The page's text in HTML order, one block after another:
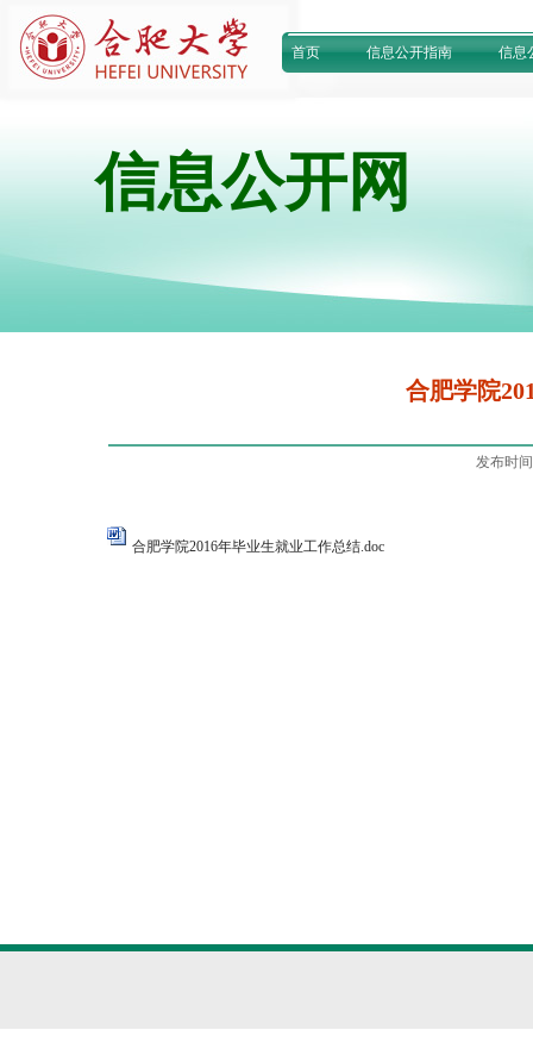
首页 信息公开指南 信息
信息公开网
合肥学院
发布时
合肥学院2016年毕业生就业工作总结.doc